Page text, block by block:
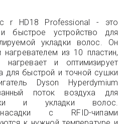
r HD18 Professional - это
быстрое устройство для
укладки волос. Он
из 10 пластин,
и оптимизирует
для быстрой и точной сушки
Dyson Hyperdymium
поток воздуха для
и укладки волос.
насадки с RFID-чипами